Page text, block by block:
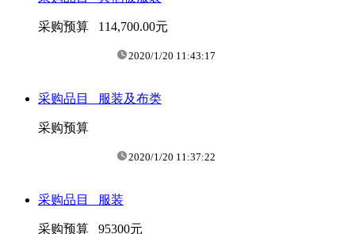
采购预算 114,700.00元
2020/1/20 11:43:17
采购品目 服装及布类
采购预算
2020/1/20 11:37:22
采购品目 服装
采购预算 95300元